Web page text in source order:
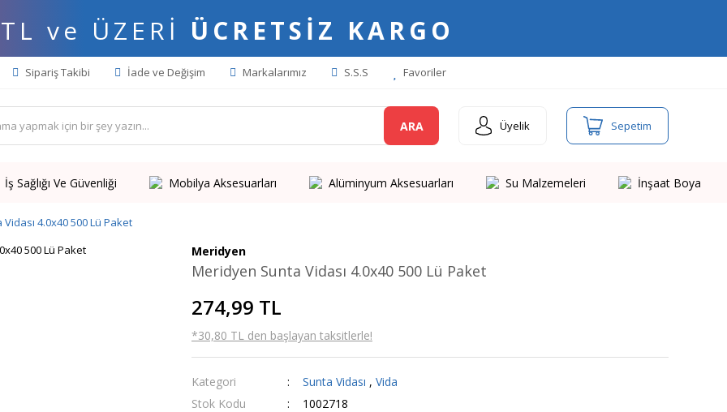
ve ÜZERİ ÜCRETSİZ KARGO
Sipariş Takibi İade ve Değişim Markalarımız S.S.S Favoriler
ARA Üyelik Sepetim
İş Sağlığı Ve Güvenliği Mobilya Aksesuarları Alüminyum Aksesuarları Su Malzemeleri İnşaat Boya
4.0x40 500 Lü Paket
Meridyen
Meridyen Sunta Vidası 4.0x40 500 Lü Paket
274,99 TL
*30,80 TL den başlayan taksitlerle!
Kategori Sunta Vidası , Vida
Stok Kodu
1002718